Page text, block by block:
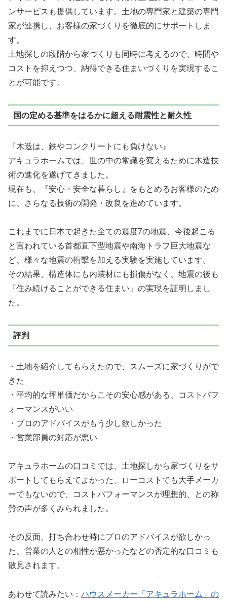
ンサービスも提供しています。土地の専門家と建築の専門
家が連携し、お客様の家づくりを徹底的にサポートしま
す。
土地探しの段階から家づくりも同時に考えるので、時間や
コストを抑えつつ、納得できる住まいづくりを実現するこ
とが可能です。
国の定める基準をはるかに超える耐震性と耐久性
『木造は、鉄やコンクリートにも負けない』
アキュラホームでは、世の中の常識を変えるために木造技
術の進化を遂げてきました。
現在も、『安心・安全な暮らし』をもとめるお客様のため
に、さらなる技術の開発・改良を進めています。
これまでに日本で起きた全ての震度7の地震、今後起こる
と言われている首都直下型地震や南海トラフ巨大地震な
ど、 様々な地震の衝撃を加える実験を実施しています。
その結果、構造体にも内装材にも損傷がなく、地震の後も
『住み続けることができる住まい』の実現を証明しまし
た。
評判
・土地を紹介してもらえたので、スムーズに家づくりがで
きた
・平均的な坪単価だからこその安心感がある、コストパフ
ォーマンスがいい
・プロのアドバイスがもう少し欲しかった
・営業部員の対応が悪い
アキュラホームの口コミでは、土地探しから家づくりをサ
ポートしてもらえてよかった、ローコストでも大手メーカ
ーでもないので、コストパフォーマンスが理想的、との称
賛の声が多くみられました。
その反面、打ち合わせ時にプロのアドバイスが欲しかっ
た、営業の人との相性が悪かったなどの否定的な口コミも
散見されます。
あわせて読みたい： ハウスメーカー「アキュラホーム」の